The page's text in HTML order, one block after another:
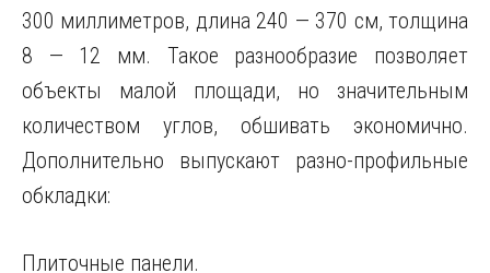
300 миллиметров, длина 240 — 370 см, толщина
8 — 12 мм. Такое разнообразие позволяет
объекты малой площади, но значительным
количеством углов, обшивать экономично.
Дополнительно выпускают разно-профильные
обкладки:
Плиточные панели.